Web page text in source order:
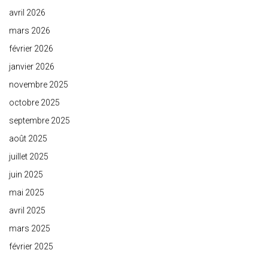
avril 2026
mars 2026
février 2026
janvier 2026
novembre 2025
octobre 2025
septembre 2025
août 2025
juillet 2025
juin 2025
mai 2025
avril 2025
mars 2025
février 2025